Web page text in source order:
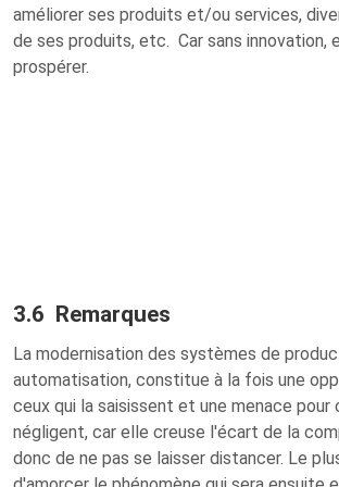
améliorer ses produits et/ou services,
de ses produits, etc. Car sans innovation,
prospérer.
3.6 Remarques
La modernisation des systèmes de
automatisation, constitue à la fois une
ceux qui la saisissent et une menace pour
négligent, car elle creuse l'écart de la
donc de ne pas se laisser distancer. Le